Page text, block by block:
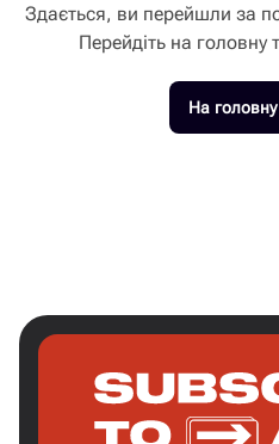
Здається, ви перейшли за
Перейдіть на головну
На головну